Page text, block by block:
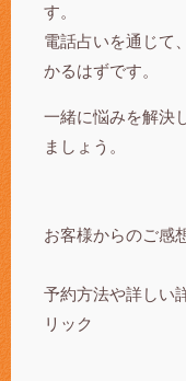
す。
電話占いを通じて
かるはずです。
一緒に悩みを解決
ましょう。
お客様からのご感
予約方法や詳しい
リック